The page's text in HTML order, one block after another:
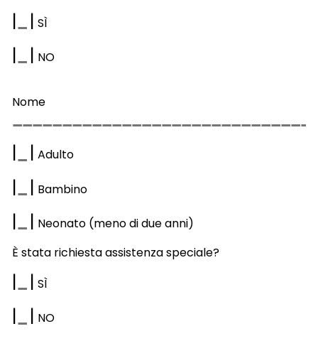
| | SÌ
| | NO
Nome
| | Adulto
| | Bambino
| | Neonato (meno di due anni)
È stata richiesta assistenza speciale?
| | SÌ
| | NO